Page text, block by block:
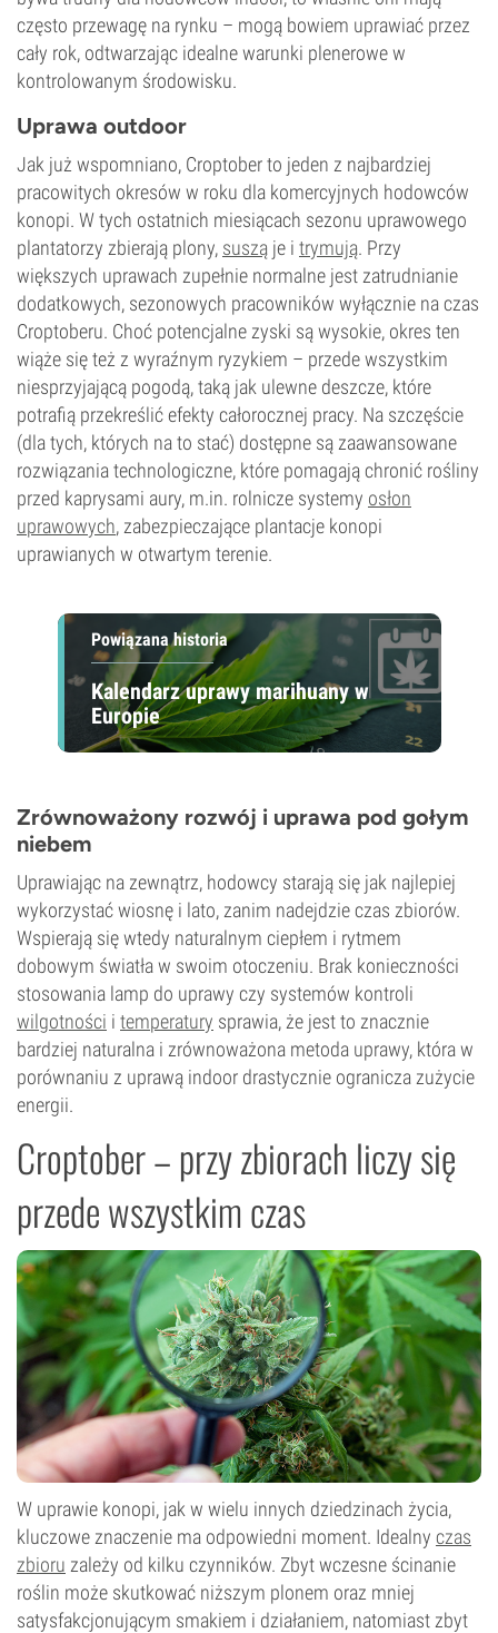
często przewagę na rynku – mogą bowiem uprawiać przez
cały rok, odtwarzając idealne warunki plenerowe w
kontrolowanym środowisku.
Uprawa outdoor
Jak już wspomniano, Croptober to jeden z najbardziej
pracowitych okresów w roku dla komercyjnych hodowców
konopi. W tych ostatnich miesiącach sezonu uprawowego
plantatorzy zbierają plony, suszą je i trymują. Przy
większych uprawach zupełnie normalne jest zatrudnianie
dodatkowych, sezonowych pracowników wyłącznie na czas
Croptoberu. Choć potencjalne zyski są wysokie, okres ten
wiąże się też z wyraźnym ryzykiem – przede wszystkim
niesprzyjającą pogodą, taką jak ulewne deszcze, które
potrafią przekreślić efekty całorocznej pracy. Na szczęście
(dla tych, których na to stać) dostępne są zaawansowane
rozwiązania technologiczne, które pomagają chronić rośliny
przed kaprysami aury, m.in. rolnicze systemy osłon
uprawowych, zabezpieczające plantacje konopi
uprawianych w otwartym terenie.
Powiązana historia
Kalendarz uprawy marihuany w
Europie
Zrównoważony rozwój i uprawa pod gołym
niebem
Uprawiając na zewnątrz, hodowcy starają się jak najlepiej
wykorzystać wiosnę i lato, zanim nadejdzie czas zbiorów.
Wspierają się wtedy naturalnym ciepłem i rytmem
dobowym światła w swoim otoczeniu. Brak konieczności
stosowania lamp do uprawy czy systemów kontroli
wilgotności i temperatury sprawia, że jest to znacznie
bardziej naturalna i zrównoważona metoda uprawy, która w
porównaniu z uprawą indoor drastycznie ogranicza zużycie
energii.
Croptober – przy zbiorach liczy się
przede wszystkim czas
W uprawie konopi, jak w wielu innych dziedzinach życia,
kluczowe znaczenie ma odpowiedni moment. Idealny czas
zbioru zależy od kilku czynników. Zbyt wczesne ścinanie
roślin może skutkować niższym plonem oraz mniej
satysfakcjonującym smakiem i działaniem, natomiast zbyt